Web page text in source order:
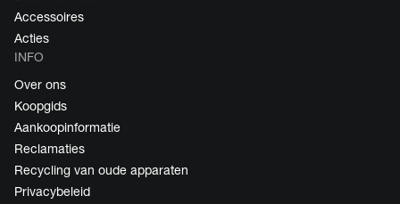
Accessoires
Acties
INFO
Over ons
Koopgids
Aankoopinformatie
Reclamaties
Recycling van oude apparaten
Privacybeleid